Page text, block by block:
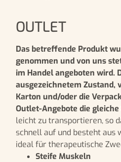
OUTLET
Das betreffende Produkt
genommen und von uns
im Handel angeboten wird.
ausgezeichnetem Zustand,
Karton und/oder die
Outlet-Angebote die gleiche
leicht zu transportieren, so
schnell auf und besteht aus
ideal für therapeutische
Steife Muskeln